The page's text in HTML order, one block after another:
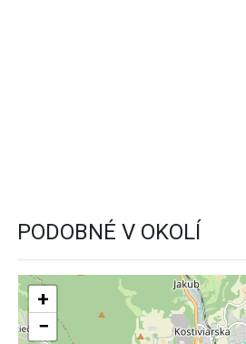
PODOBNÉ V OKOLÍ
+
−